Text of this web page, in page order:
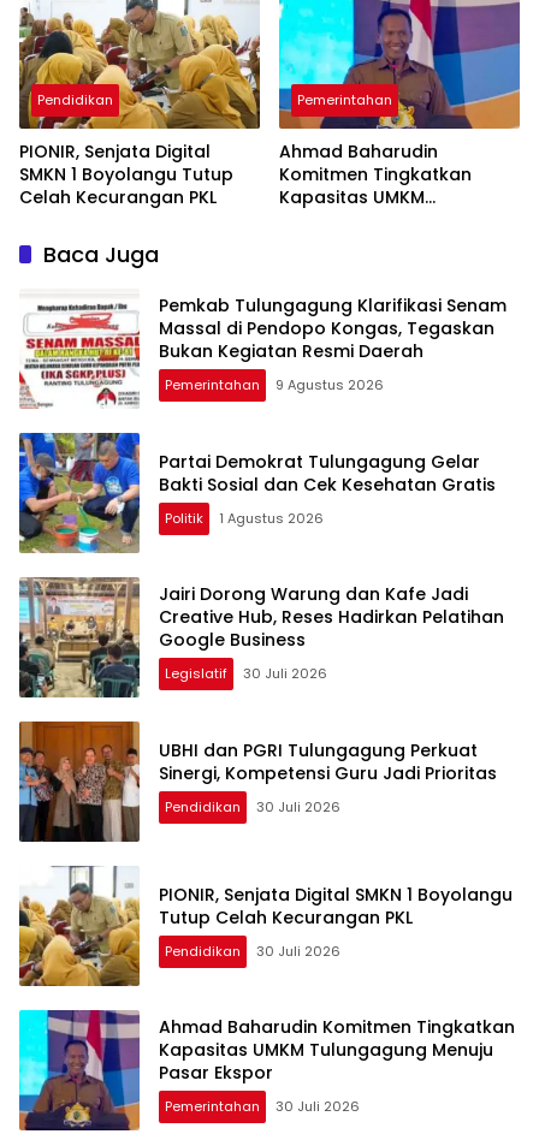
Pendidikan
PIONIR, Senjata Digital
SMKN 1 Boyolangu Tutup
Celah Kecurangan PKL
Pemerintahan
Ahmad Baharudin
Komitmen Tingkatkan
Kapasitas UMKM
Baca Juga
Pemkab Tulungagung Klarifikasi Senam
Massal di Pendopo Kongas, Tegaskan
Bukan Kegiatan Resmi Daerah
Pemerintahan 9 Agustus 2026
Partai Demokrat Tulungagung Gelar
Bakti Sosial dan Cek Kesehatan Gratis
Politik 1 Agustus 2026
Jairi Dorong Warung dan Kafe Jadi
Creative Hub, Reses Hadirkan Pelatihan
Google Business
Legislatif 30 Juli 2026
UBHI dan PGRI Tulungagung Perkuat
Sinergi, Kompetensi Guru Jadi Prioritas
Pendidikan 30 Juli 2026
PIONIR, Senjata Digital SMKN 1 Boyolangu
Tutup Celah Kecurangan PKL
Pendidikan 30 Juli 2026
Ahmad Baharudin Komitmen Tingkatkan
Kapasitas UMKM Tulungagung Menuju
Pasar Ekspor
Pemerintahan 30 Juli 2026